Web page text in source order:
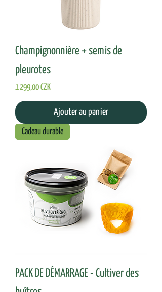
Champignonnière + semis de
pleurotes
Prix
1 299,00 CZK
Ajouter au panier
Cadeau durable
PACK DE DÉMARRAGE - Cultiver des